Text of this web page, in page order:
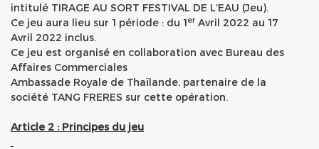
intitulé TIRAGE AU SORT FESTIVAL DE L’EAU (Jeu).
Ce jeu aura lieu sur 1 période : du 1er Avril 2022 au 17
Avril 2022 inclus.
Ce jeu est organisé en collaboration avec Bureau des
Affaires Commerciales
Ambassade Royale de Thaïlande, partenaire de la
société TANG FRERES sur cette opération.
Article 2 : Principes du jeu